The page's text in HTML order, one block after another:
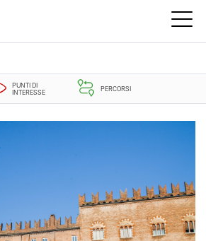
PUNTI DI
INTERESSE
PERCORSI